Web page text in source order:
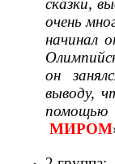
сказки,
очень
начинал
он
выводу,
помощью
МИРОМ